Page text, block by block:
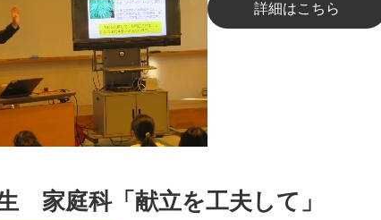
詳細はこちら
家庭科「献立を工夫して」